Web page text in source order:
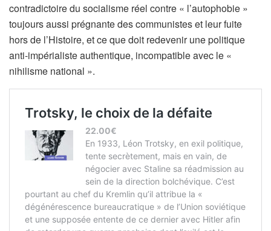
contradictoire du socialisme réel contre « l’autophobie »
toujours aussi prégnante des communistes et leur fuite
hors de l’Histoire, et ce que doit redevenir une politique
anti-impérialiste authentique, incompatible avec le «
nihilisme national ».